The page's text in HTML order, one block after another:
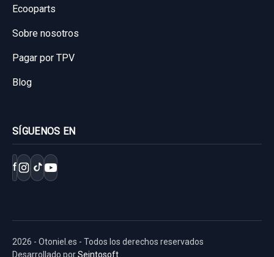
Ecooparts
Sobre nosotros
Pagar por TPV
Blog
SÍGUENOS EN
f
2026 - Otoniel.es - Todos los derechos reservados
Desarrollado porSeintosoft